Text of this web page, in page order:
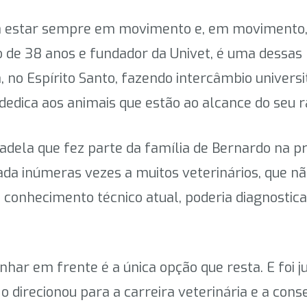
estar sempre em movimento e, em
38 anos e fundador da Univet, é uma
Espírito Santo, fazendo intercâmbio
aos animais que estão ao alcance do seu
que fez parte da família de Bernardo na
inúmeras vezes a muitos veterinários, que
técnico atual, poderia
em frente é a única opção que resta. E foi
direcionou para a carreira veterinária e a